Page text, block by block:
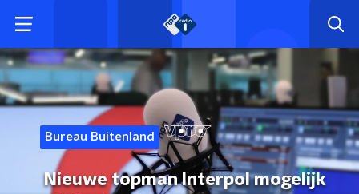
Bureau Buitenland
Nieuwe topman Interpol mogelijk